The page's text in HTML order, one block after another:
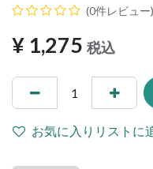
(0件レビュー)
¥ 1,275 税込
お気に入りリストに